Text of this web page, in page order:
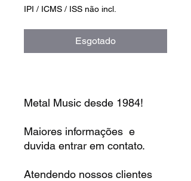
IPI / ICMS / ISS não incl.
Esgotado
Metal Music desde 1984!
Maiores informações e
duvida entrar em contato.
Atendendo nossos clientes